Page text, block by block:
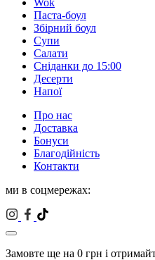
Wok
Паста-боул
Збірний боул
Супи
Салати
Сніданки до 15:00
Десерти
Напої
Про нас
Доставка
Бонуси
Благодійність
Контакти
ми в соцмережах:
Замовте ще на 0 грн і